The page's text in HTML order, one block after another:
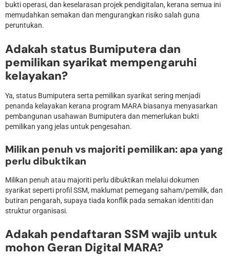
bukti operasi, dan keselarasan projek pendigitalan, kerana semua ini
memudahkan semakan dan mengurangkan risiko salah guna
peruntukan.
Adakah status Bumiputera dan
pemilikan syarikat mempengaruhi
kelayakan?
Ya, status Bumiputera serta pemilikan syarikat sering menjadi
penanda kelayakan kerana program MARA biasanya menyasarkan
pembangunan usahawan Bumiputera dan memerlukan bukti
pemilikan yang jelas untuk pengesahan.
Milikan penuh vs majoriti pemilikan: apa yang
perlu dibuktikan
Milikan penuh atau majoriti perlu dibuktikan melalui dokumen
syarikat seperti profil SSM, maklumat pemegang saham/pemilik, dan
butiran pengarah, supaya tiada konflik pada semakan identiti dan
struktur organisasi.
Adakah pendaftaran SSM wajib untuk
mohon Geran Digital MARA?